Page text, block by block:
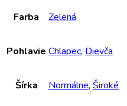
Farba Zelená
Pohlavie Chlapec, Dievča
Šírka Normálne, Široké